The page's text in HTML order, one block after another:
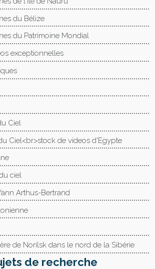
de recherche
du Bélize
du Patrimoine Mondial
exceptionnelles
Ciel
Ciel<br>stock de videos d'Egypte
ciel
Arthus-Bertrand
de Norilsk dans le nord de la Sibérie